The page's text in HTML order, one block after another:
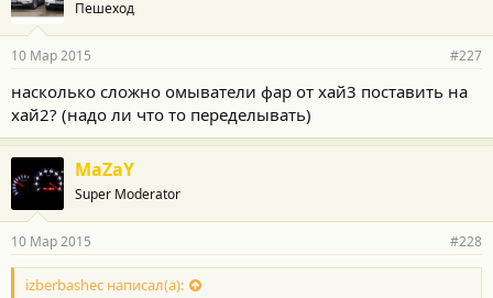
д
а
н
с
т
и
:
Пешеход
10 Мар 2015 #227
насколько сложно омыватели фар от хай3 поставить на
хай2? (надо ли что то переделывать)
MaZaY
Super Moderator
10 Мар 2015 #228
izberbashec написал(а):